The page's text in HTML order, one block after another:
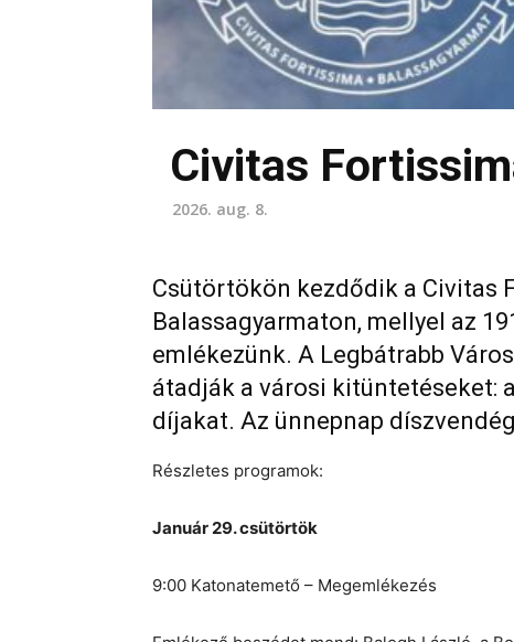
Civitas
2026. aug. 8.
Csütörtökön kezdődik a Civitas
Balassagyarmaton, mellyel az
emlékezünk. A Legbátrabb
átadják a városi kitüntetéseket:
díjakat. Az ünnepnap
Részletes programok:
Január 29. csütörtök
9:00 Katonatemető – Megemlékezés